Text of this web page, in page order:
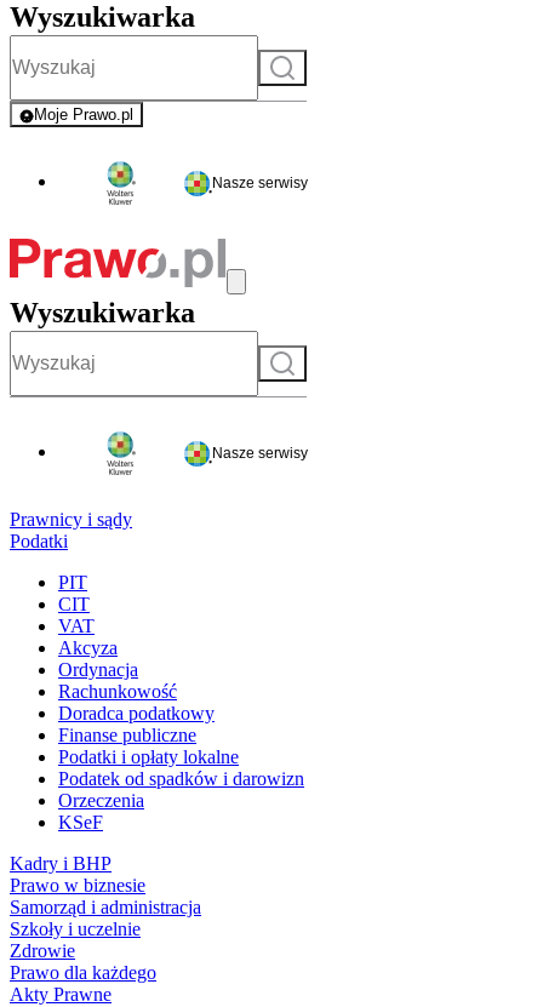
Wyszukiwarka
Szukaj
Moje Prawo.pl
- rejestracja i logowanie do serwisu
Nasze serwisy
Wyszukiwarka
Szukaj
Nasze serwisy
Prawnicy i sądy
Podatki
PIT
CIT
VAT
Akcyza
Ordynacja
Rachunkowość
Doradca podatkowy
Finanse publiczne
Podatki i opłaty lokalne
Podatek od spadków i darowizn
Orzeczenia
KSeF
Kadry i BHP
Prawo w biznesie
Samorząd i administracja
Szkoły i uczelnie
Zdrowie
Prawo dla każdego
Akty Prawne